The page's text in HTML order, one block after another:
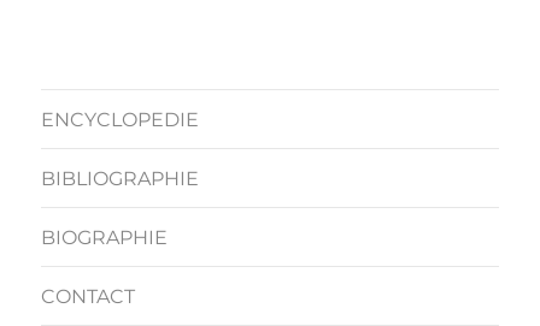
ENCYCLOPEDIE
BIBLIOGRAPHIE
BIOGRAPHIE
CONTACT